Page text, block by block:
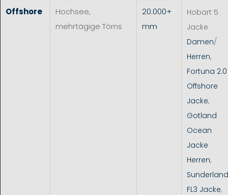
Offshore
Hochsee,
mehrtägige Törns
20.000+
mm
Hobart 5
Jacke
Damen/
Herren,
Fortuna 2.0
Offshore
Jacke,
Gotland
Ocean
Jacke
Herren,
Sunderland
FL3 Jacke,